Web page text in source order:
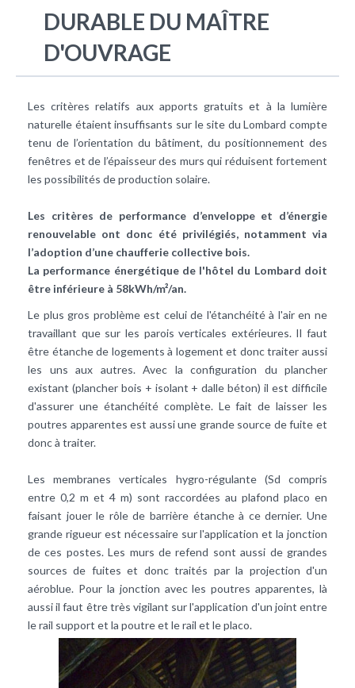
DURABLE DU MAÎTRE
D'OUVRAGE
Les critères relatifs aux apports gratuits et à la lumière
naturelle étaient insuffisants sur le site du Lombard compte
tenu de l’orientation du bâtiment, du positionnement des
fenêtres et de l’épaisseur des murs qui réduisent fortement
les possibilités de production solaire.
Les critères de performance d’enveloppe et d’énergie
renouvelable ont donc été privilégiés, notamment via
l’adoption d’une chaufferie collective bois.
La performance énergétiquede l'hôtel du Lombard doit
être inférieure à 58kWh/m²/an.
Le plus gros problème est celui de l'étanchéité à l'air en ne
travaillant que sur les parois verticales extérieures. Il faut
être étanche de logements à logement et donc traiter aussi
les uns aux autres. Avec la configuration du plancher
existant (plancher bois + isolant + dalle béton) il est difficile
d'assurer une étanchéité complète. Le fait de laisser les
poutres apparentes est aussi une grande source de fuite et
donc à traiter.
Les membranes verticales hygro-régulante (Sd compris
entre 0,2 m et 4 m) sont raccordées au plafond placo en
faisant jouer le rôle de barrière étanche à ce dernier. Une
grande rigueur est nécessaire sur l'application et la jonction
de ces postes. Les murs de refend sont aussi de grandes
sources de fuites et donc traités par la projection d'un
aéroblue. Pour la jonction avec les poutres apparentes, là
aussi il faut être très vigilant sur l'application d'un joint entre
le rail support et la poutre et le rail et le placo.